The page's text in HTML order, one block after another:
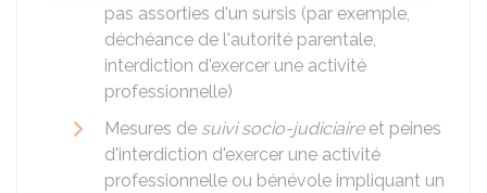
pas assorties d'un sursis (par exemple,
déchéance de l'autorité parentale,
interdiction d'exercer une activité
professionnelle)
Mesures de suivi socio-judiciaireet peines
d'interdiction d'exercer une activité
professionnelle ou bénévole impliquant un